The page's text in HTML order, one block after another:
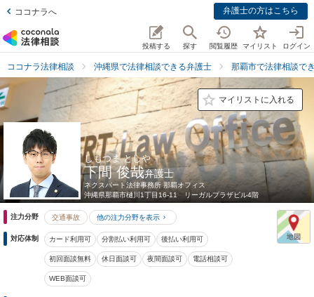
ココナラへ 弁護士の方はこちら
投稿する 探す 閲覧履歴 マイリスト ログイン
ココナラ法律相談 沖縄県で法律相談できる弁護士 那覇市で法律相談で
マイリストに入れる
しもつま としや
下間 俊哉弁護士
ネクスパート法律事務所 那覇オフィス
沖縄県那覇市樋川1丁目16-11 リーガルプラザビル4階
注力分野 交通事故 他の注力分野を表示
対応体制 カード利用可 分割払い利用可 後払い利用可
初回面談無料 休日面談可 夜間面談可 電話相談可
WEB面談可